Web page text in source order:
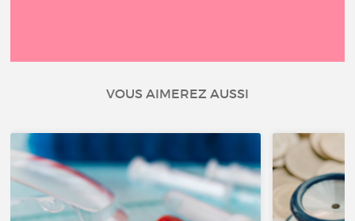
VOUS AIMEREZ AUSSI